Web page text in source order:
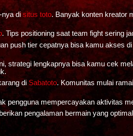
nya disitus toto. Banyak konten kreator
. Tips positioning saat team fight sering
push tier cepatnya bisa kamu akses di
strategi lengkapnya bisa kamu cek
di Sabatoto. Komunitas mulai
pengguna mempercayakan aktivitas
pengalaman bermain yang